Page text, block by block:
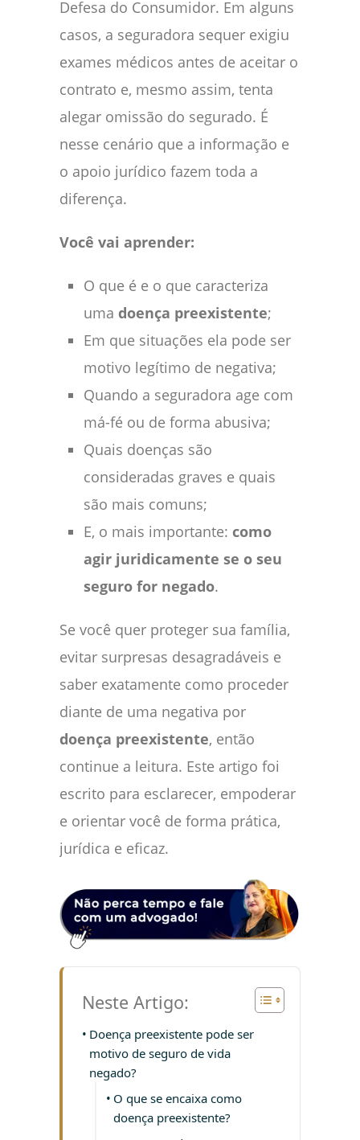
Defesa do Consumidor. Em alguns
casos, a seguradora sequer exigiu
exames médicos antes de aceitar o
contrato e, mesmo assim, tenta
alegar omissão do segurado. É
nesse cenário que a informação e
o apoio jurídico fazem toda a
diferença.
Você vai aprender:
O que é e o que caracteriza
uma doença preexistente;
Em que situações ela pode ser
motivo legítimo de negativa;
Quando a seguradora age com
má-fé ou de forma abusiva;
Quais doenças são
consideradas graves e quais
são mais comuns;
E, o mais importante: como
agir juridicamente se o seu
seguro for negado.
Se você quer proteger sua família,
evitar surpresas desagradáveis e
saber exatamente como proceder
diante de uma negativa por
doença preexistente, então
continue a leitura. Este artigo foi
escrito para esclarecer, empoderar
e orientar você de forma prática,
jurídica e eficaz.
Neste Artigo:
Doença preexistente pode ser
motivo de seguro de vida
negado?
O que se encaixa como
doença preexistente?